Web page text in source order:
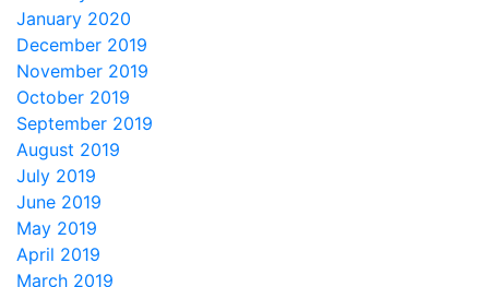
January 2020
December 2019
November 2019
October 2019
September 2019
August 2019
July 2019
June 2019
May 2019
April 2019
March 2019